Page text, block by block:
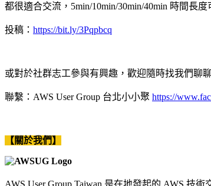
都很適合交流，5min/10min/30min/40min 時間長度
投稿： https://bit.ly/3Pqpbcq
或對於社群志工參與有興趣，歡迎隨時找我們聊
聯繫：AWS User Group 台北小小聚 https://
【關於我們】
AWS User Group Taiwan 是在地發起的 AWS 技